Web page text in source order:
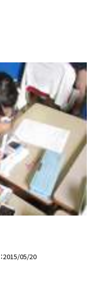
2015/05/20